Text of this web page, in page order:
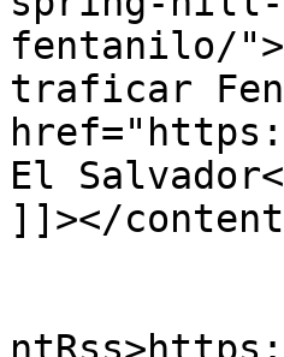
fentanilo/
traficar
El
]]></